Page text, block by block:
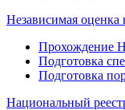
Независимая оценка
Прохождение
Подготовка
Подготовка
Национальный